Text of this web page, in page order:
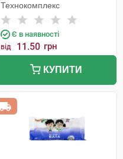
Технокомплекс
Є в наявності
від 11.50 грн
КУПИТИ